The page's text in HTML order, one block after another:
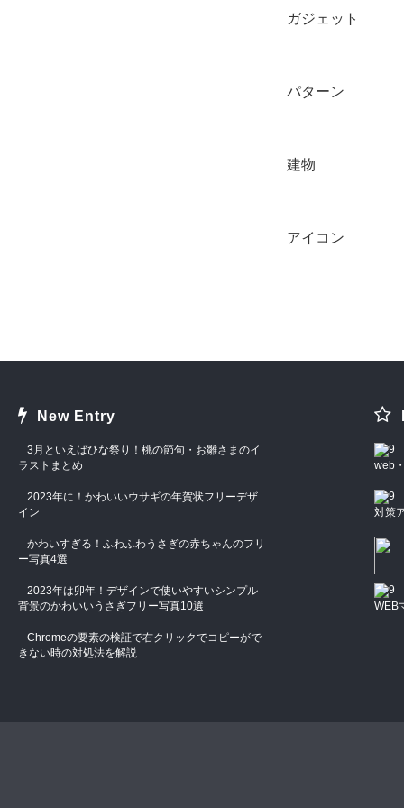
ガジェット
パターン
建物
アイコン
New Entry
3月といえばひな祭り！桃の節句・お雛さまのイ
ラストまとめ
2023年に！かわいいウサギの年賀状フリーデザ
イン
かわいすぎる！ふわふわうさぎの赤ちゃんのフリ
ー写真4選
2023年は卯年！デザインで使いやすいシンプル
背景のかわいいうさぎフリー写真10選
Chromeの要素の検証で右クリックでコピーがで
きない時の対処法を解説
web
対策
WEB